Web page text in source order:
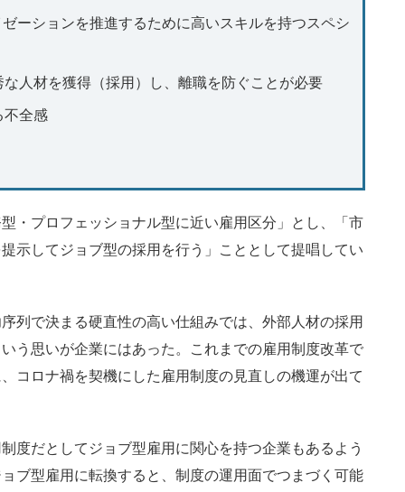
ーションを推進するために高いスキルを持つスペシ
人材を獲得（採用）し、離職を防ぐことが必要
不全感
プロフェッショナル型に近い雇用区分」とし、「市
示してジョブ型の採用を行う」こととして提唱してい
で決まる硬直性の高い仕組みでは、外部人材の採用
う思いが企業にはあった。これまでの雇用制度改革で
コロナ禍を契機にした雇用制度の見直しの機運が出て
だとしてジョブ型雇用に関心を持つ企業もあるよう
ブ型雇用に転換すると、制度の運用面でつまづく可能